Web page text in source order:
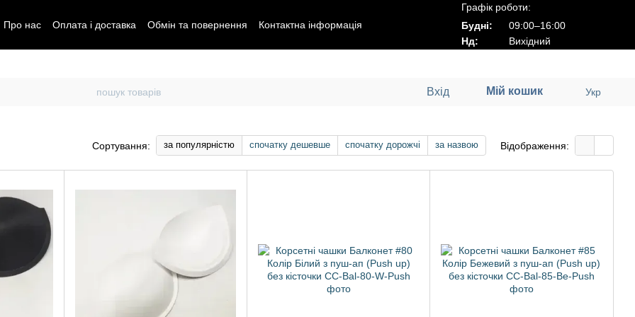
Про нас Оплата і доставка Обмін та повернення Контактна інформація
Графік роботи:
Будні:
09:00–16:00
Нд:
Вихідний
Вхід Мій кошик Укр
Сортування: за популярністю спочатку дешевше спочатку дорожчі за назвою Відображення: